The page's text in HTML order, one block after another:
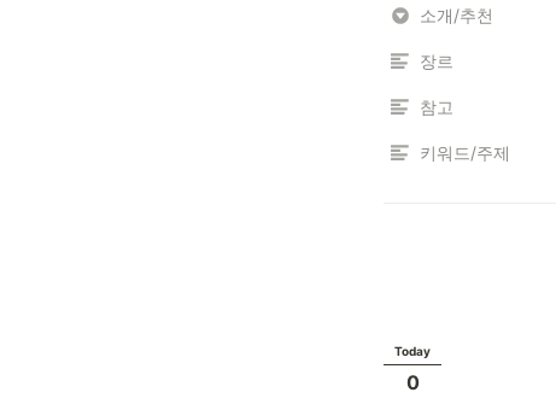
소개/추천
장르
참고
키워드/주제
Today
0